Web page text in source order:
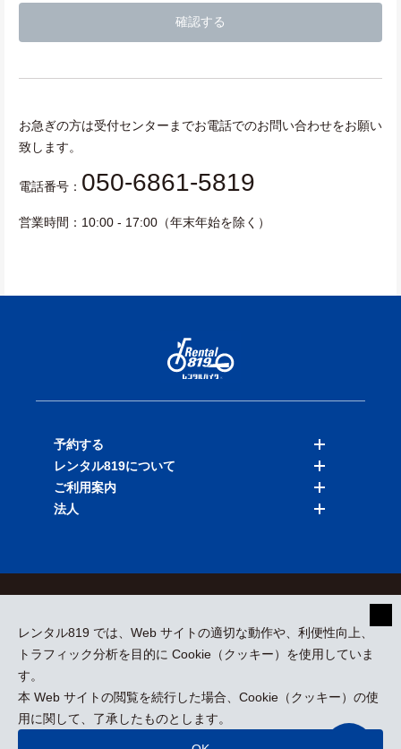
お急ぎの方は受付センターまでお電話でのお問い合わせをお願い
致します。
電話番号： 050-6861-5819
営業時間：10:00 - 17:00（年末年始を除く）
レンタル819 では、Web サイトの適切な動作や、利便性向上、
トラフィック分析を目的に Cookie（クッキー）を使用していま
す。
本 Web サイトの閲覧を続行した場合、Cookie（クッキー）の使
用に関して、了承したものとします。
予約する
バイクを探す
店舗を探す
レンタル819について
料金表
ご利用案内
法人
採用情報
プレスリリース
kizuki Rental Service © All Rights Reserved.